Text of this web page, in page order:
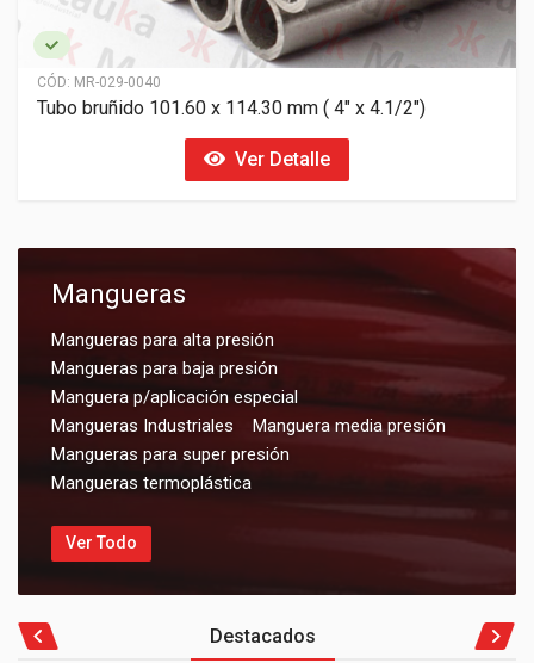
CÓD: MR-029-0040
Tubo bruñido 101.60 x 114.30 mm ( 4" x 4.1/2")
Ver Detalle
Mangueras
Mangueras para alta presión
Mangueras para baja presión
Manguera p/aplicación especial
Mangueras Industriales
Manguera media presión
Mangueras para super presión
Mangueras termoplástica
Ver Todo
Destacados